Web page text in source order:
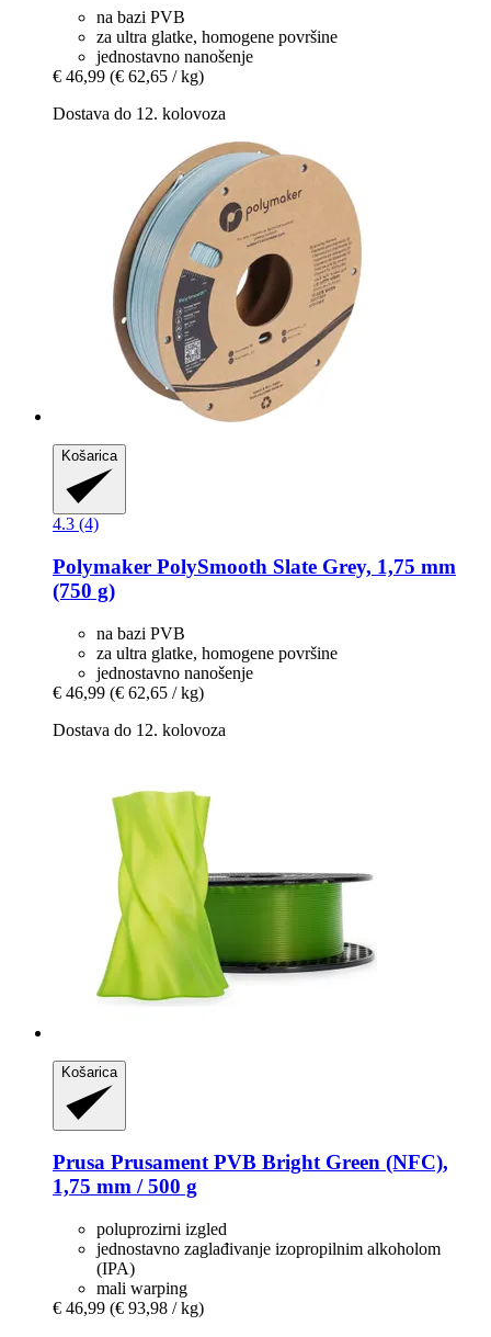
na bazi PVB
za ultra glatke, homogene površine
jednostavno nanošenje
€ 46,99 (€ 62,65 / kg)
Dostava do 12. kolovoza
Košarica
4.3 (4)
Polymaker PolySmooth Slate Grey, 1,75 mm
(750 g)
na bazi PVB
za ultra glatke, homogene površine
jednostavno nanošenje
€ 46,99 (€ 62,65 / kg)
Dostava do 12. kolovoza
Košarica
Prusa Prusament PVB Bright Green (NFC),
1,75 mm / 500 g
poluprozirni izgled
jednostavno zaglađivanje izopropilnim alkoholom
(IPA)
mali warping
€ 46,99 (€ 93,98 / kg)